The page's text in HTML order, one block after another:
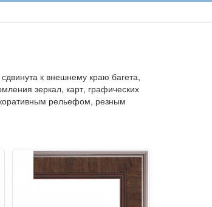
к внешнему краю багета,
зеркал, карт, графических
рельефом, резным